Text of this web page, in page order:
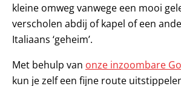
kleine omweg vanwege een mooi
verscholen abdij of kapel of een
Italiaans ‘geheim’.
Met behulp van onze inzoombare
kun je zelf een fijne route